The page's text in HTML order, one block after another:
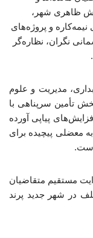
ظاهری شهر،
و پروژه‌های
نگران، نظاره‌گر
مدیریت و علوم
تأمین سرپناهی با
پیاپی آورده
معضلی پیچیده برای
مستقیم متقاضیان
در شهر جدید پرند